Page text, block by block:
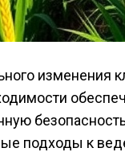
изменения
подходы к